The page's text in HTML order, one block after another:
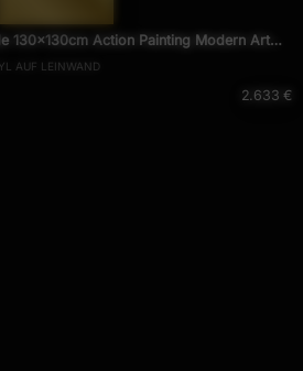
130x130cm Action Painting Modern Art
beige anthrazit Einzelstück
AUF LEINWAND
2.633 €